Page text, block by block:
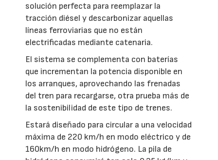
solución perfecta para reemplazar la
tracción diésel y descarbonizar aquellas
líneas ferroviarias que no están
electrificadas mediante catenaria.
El sistema se complementa con baterías
que incrementan la potencia disponible en
los arranques, aprovechando las frenadas
del tren para recargarse, otra prueba más de
la sostenibilidad de este tipo de trenes.
Estará diseñado para circular a una velocidad
máxima de 220 km/h en modo eléctrico y de
160km/h en modo hidrógeno. La pila de